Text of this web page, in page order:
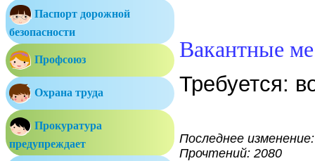
Паспорт дорожной
безопасности
Профсоюз
Охрана труда
Прокуратура
предупреждает
Вакантные
Требуется:
Последнее
Прочтений: 2080